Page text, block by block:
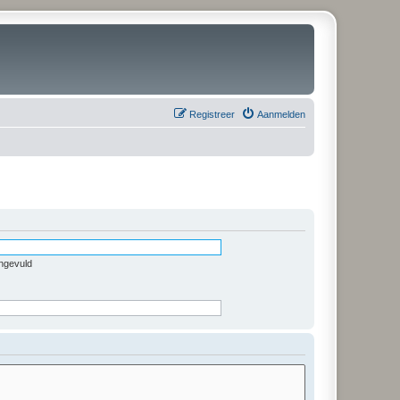
Aanmelden
Registreer